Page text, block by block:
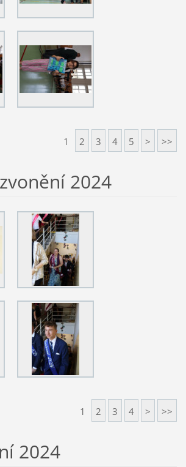
1 2 3 4 5 > >>
2024
1 2 3 4 > >>
2024